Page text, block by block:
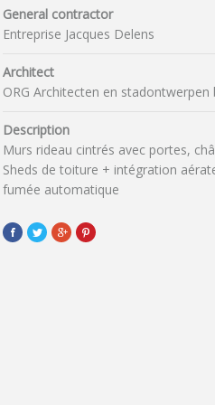
General contractor
Entreprise Jacques Delens
Architect
ORG Architecten en stadontwerpen
Description
Murs rideau cintrés avec portes,
Sheds de toiture + intégration
fumée automatique
Facebook
TwitterGoogle+Pinterest